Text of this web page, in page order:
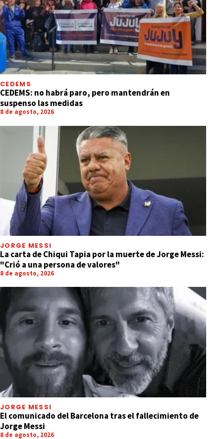
CEDEMS
CEDEMS: no habrá paro, pero mantendrán en
suspenso las medidas
8 de agosto, 2026
JORGE MESSI
La carta de Chiqui Tapia por la muerte de Jorge Messi:
"Crió a una persona de valores"
8 de agosto, 2026
JORGE MESSI
El comunicado del Barcelona tras el fallecimiento de
Jorge Messi
8 de agosto, 2026